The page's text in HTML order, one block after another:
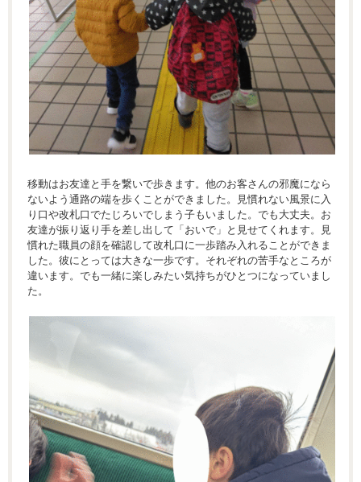
移動はお友達と手を繋いで歩きます。他のお客さんの邪魔になら
ないよう通路の端を歩くことができました。見慣れない風景に入
り口や改札口でたじろいでしまう子もいました。でも大丈夫。お
友達が振り返り手を差し出して「おいで」と見せてくれます。見
慣れた職員の顔を確認して改札口に一歩踏み入れることができま
した。彼にとっては大きな一歩です。それぞれの苦手なところが
違います。でも一緒に楽しみたい気持ちがひとつになっていまし
た。